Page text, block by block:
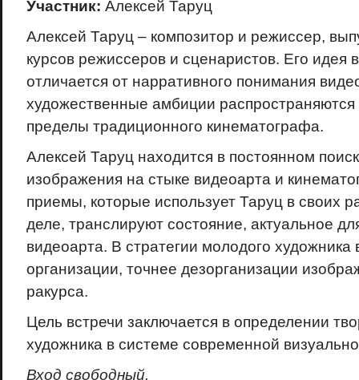
Участник: Алексей Таруц
Алексей Таруц – композитор и режиссер,
курсов режиссеров и сценаристов. Его идея
отличается от нарративного понимания
художественные амбиции распространяются
пределы традиционного кинематографа.
Алексей Таруц находится в постоянном
изображения на стыке видеоарта и
приемы, которые использует Таруц в своих
деле, транслируют состояние, актуальное
видеоарта. В стратегии молодого художника
организации, точнее дезорганизации
ракурса.
Цель встречи заключается в определении
художника в системе современной
Вход свободный.